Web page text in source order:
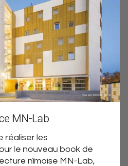
MN-Lab
réaliser les
le nouveau book de
nîmoise MN-Lab,